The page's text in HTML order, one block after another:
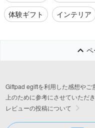
体験ギフト
インテリア
Giftpad egiftを利用した感想やご
上のために参考にさせていただき
レビューの投稿について